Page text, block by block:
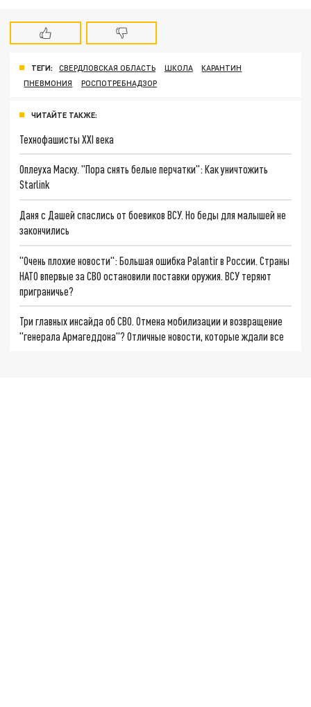
ТЕГИ: СВЕРДЛОВСКАЯ ОБЛАСТЬ ШКОЛА
КАРАНТИН
ПНЕВМОНИЯ
РОСПОТРЕБНАДЗОР
ЧИТАЙТЕ ТАКЖЕ:
Технофашисты XXI века
Оплеуха Маску. "Пора снять белые перчатки": Как уничтожить
Starlink
Даня с Дашей спаслись от боевиков ВСУ. Но беды для малышей не
закончились
"Очень плохие новости": Большая ошибка Palantir в России. Страны
НАТО впервые за СВО остановили поставки оружия. ВСУ теряют
приграничье?
Три главных инсайда об СВО. Отмена мобилизации и возвращение
"генерала Армагеддона"? Отличные новости, которые ждали все